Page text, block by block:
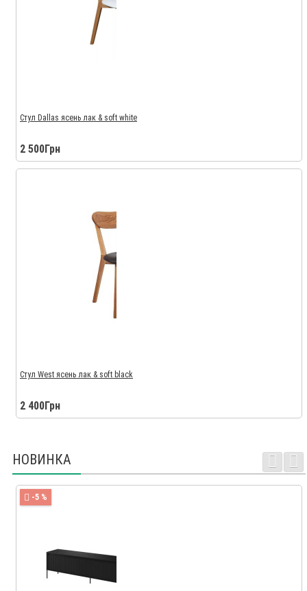
Стул Dallas ясень лак & soft white
2 500Грн
Стул West ясень лак & soft black
2 400Грн
НОВИНКА
-5 %